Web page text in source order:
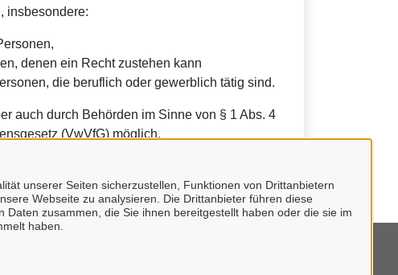
unserer Seiten sicherzustellen, Funktionen von Drittanbietern
Webseite zu analysieren. Die Drittanbieter führen diese
Daten zusammen, die Sie ihnen bereitgestellt haben oder die sie im
haben.
insbesondere:
denen ein Recht zustehen kann
die beruflich oder gewerblich tätig sind.
auch durch Behörden im Sinne von § 1 Abs. 4
(VwVfG) möglich.